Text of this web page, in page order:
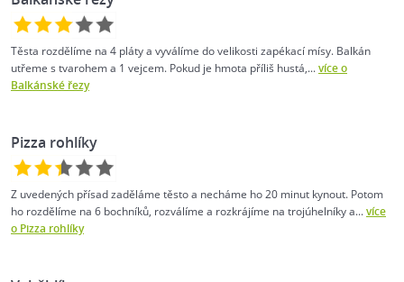
Těsta rozdělíme na 4 pláty a vyválíme do velikosti zapékací mísy. Balkán
utřeme s tvarohem a 1 vejcem. Pokud je hmota příliš hustá,...více o
Balkánské řezy
Pizza rohlíky
Z uvedených přísad zaděláme těsto a necháme ho 20 minut kynout. Potom
ho rozdělíme na 6 bochníků, rozválíme a rozkrájíme na trojúhelníky a...více
o Pizza rohlíky